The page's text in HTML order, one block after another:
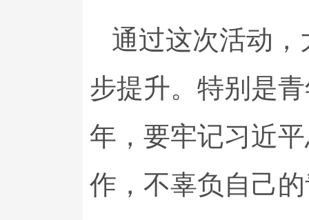
通过这次活动
步提升。特别是
年，要牢记习近
作，不辜负自己